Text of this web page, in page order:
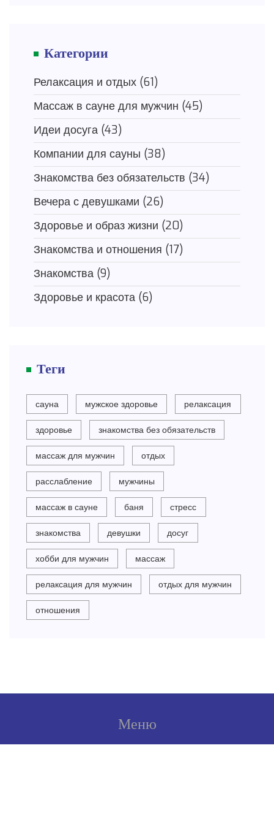
Категории
Релаксация и отдых (61)
Массаж в сауне для мужчин (45)
Идеи досуга (43)
Компании для сауны (38)
Знакомства без обязательств (34)
Вечера с девушками (26)
Здоровье и образ жизни (20)
Знакомства и отношения (17)
Знакомства (9)
Здоровье и красота (6)
Теги
сауна мужское здоровье релаксация
здоровье знакомства без обязательств
массаж для мужчин отдых
расслабление мужчины
массаж в сауне баня стресс
знакомства девушки досуг
хобби для мужчин массаж
релаксация для мужчин отдых для мужчин
отношения
Меню
О нас